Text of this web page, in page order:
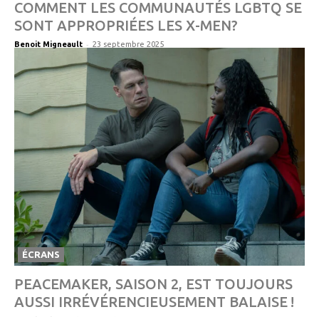
COMMENT LES COMMUNAUTÉS LGBTQ SE
SONT APPROPRIÉES LES X-MEN?
Benoit Migneault - 23 septembre 2025
ÉCRANS
PEACEMAKER, SAISON 2, EST TOUJOURS
AUSSI IRRÉVÉRENCIEUSEMENT BALAISE !